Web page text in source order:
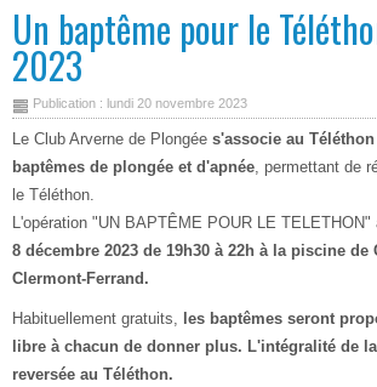
Un baptême pour le
2023
Publication : lundi 20 novembre 2023
Le Club Arverne de Plongée s'associe au
baptêmes de plongée et d'apnée, permettant de
le Téléthon.
L'opération "UN BAPTÊME POUR LE TELETHON"
8 décembre 2023 de 19h30 à 22h à la piscine de
Clermont-Ferrand.
Habituellement gratuits, les baptêmes seront
libre à chacun de donner plus. L'intégralité de
reversée au Téléthon.